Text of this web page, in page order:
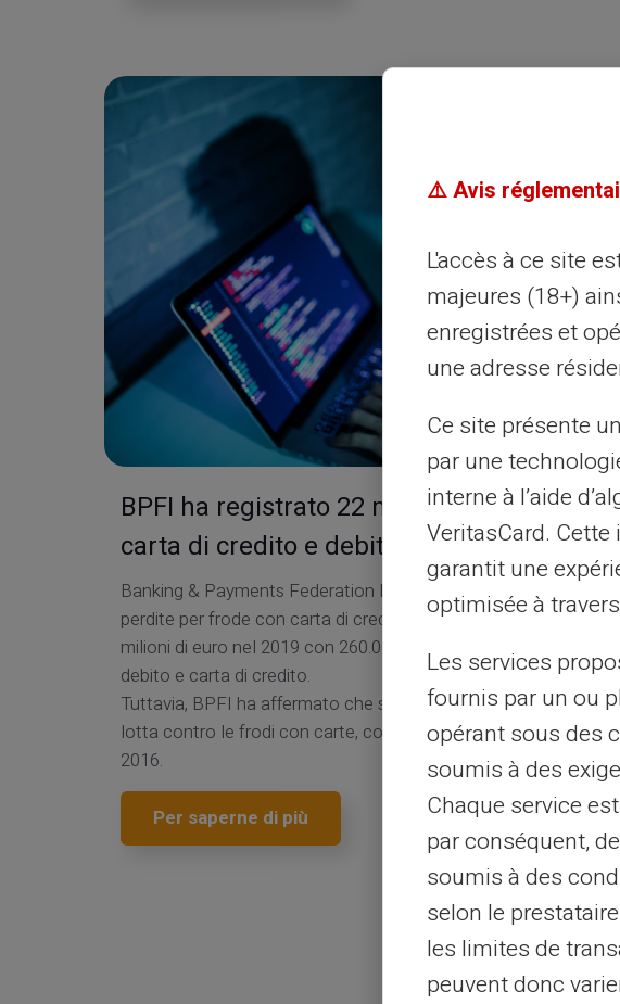
BPFI ha registrato 22 milioni di euro di
carta di credito e debito nel 2019
Banking & Payments Federation Ireland (BPFI) ha pubblicato le
perdite per frode con carta di credito e debito, che
milioni di euro nel 2019 con 260.000 transazioni fraudolente con
debito e carta di credito.
Tuttavia, BPFI ha affermato che si stanno compiendo
lotta contro le frodi con carte, con perdite in calo del 49%
2016.
Per saperne di più
⚠️ Avis
L'accès à ce site
majeures (18+)
enregistrées et
une adresse
Ce site présente
par une
interne à l’aide
VeritasCard.
garantit une
optimisée à
Les services
fournis par un ou
opérant sous des
soumis à des
Chaque service
par conséquent,
soumis à des
selon le
les limites de
peuvent donc